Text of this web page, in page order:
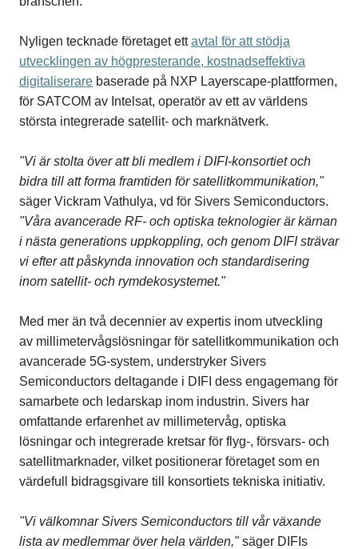
Nyligen tecknade företaget ettavtal för att stödja
utvecklingen av högpresterande, kostnadseffektiva
digitaliserare baserade på NXP Layerscape-plattformen,
för SATCOM av Intelsat, operatör av ett av världens
största integrerade satellit- och marknätverk.
"Vi är stolta över att bli medlem i DIFI-konsortiet och
bidra till att forma framtiden för satellitkommunikation,"
säger Vickram Vathulya, vd för Sivers Semiconductors.
"Våra avancerade RF- och optiska teknologier är kärnan
i nästa generations uppkoppling, och genom DIFI strävar
vi efter att påskynda innovation och standardisering
inom satellit- och rymdekosystemet."
Med mer än två decennier av expertis inom utveckling
av millimetervågslösningar för satellitkommunikation och
avancerade 5G-system, understryker Sivers
Semiconductors deltagande i DIFI dess engagemang för
samarbete och ledarskap inom industrin. Sivers har
omfattande erfarenhet av millimetervåg, optiska
lösningar och integrerade kretsar för flyg-, försvars- och
satellitmarknader, vilket positionerar företaget som en
värdefull bidragsgivare till konsortiets tekniska initiativ.
"Vi välkomnar Sivers Semiconductors till vår växande
lista av medlemmar över hela världen,"säger DIFIs